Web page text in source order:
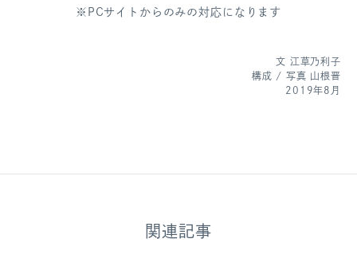
※PCサイトからのみの対応になります
文 江草乃利子
構成 / 写真 山根晋
2019年8月
関連記事